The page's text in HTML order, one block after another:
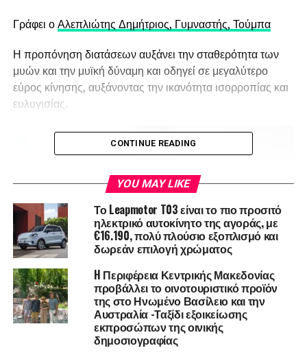
Γράφει οΑλεπλιώτης Δημήτριος, Γυμναστής, Τούμπα
Η προπόνηση διατάσεων αυξάνει την σταθερότητα των
μυών και την μυϊκή δύναμη και οδηγεί σε μεγαλύτερο
εύρος κίνησης, αυξάνοντας την ικανότητα ισορροπίας και
ευλυγισίας.
Οφέλη από την προπόνηση
CONTINUE READING
YOU MAY LIKE
Το Leapmotor T03 είναι το πιο προσιτό
ηλεκτρικό αυτοκίνητο της αγοράς, με
€16.190, πολύ πλούσιο εξοπλισμό και
δωρεάν επιλογή χρώματος
H Περιφέρεια Κεντρικής Μακεδονίας
προβάλλει το οινοτουριστικό προϊόν
της στο Ηνωμένο Βασίλειο και την
Αυστραλία -Ταξίδι εξοικείωσης
εκπροσώπων της οινικής
δημοσιογραφίας